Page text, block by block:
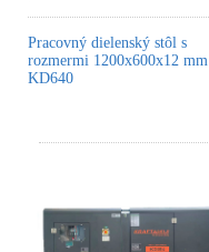
Pracovný dielenský stôl s
rozmermi 1200x600x12 mm
KD640